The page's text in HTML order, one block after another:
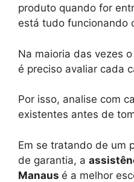
produto quando for
está tudo funcionando
Na maioria das vezes
é preciso avaliar cada
Por isso, analise com
existentes antes de
Em se tratando de um
de garantia, a
Manaus é a melhor